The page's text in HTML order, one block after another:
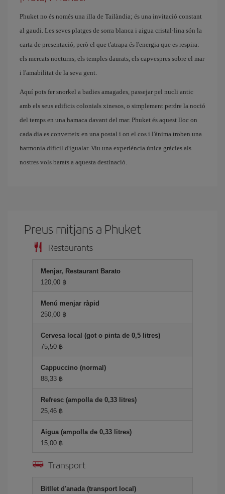
Phuket no és només una illa de Tailàndia; és una invitació constant
al gaudi. Les seves platges de sorra blanca i aigua cristal·lina són la
carta de presentació, però el que t'atrapa és l'energia que es respira:
els mercats nocturns, els temples daurats, els capvespres sobre el mar
i l'amabilitat de la seva gent.
Aquí pots fer snorkel a badies amagades, passejar pel nucli antic
amb els seus edificis colonials xinesos, o simplement perdre la noció
del temps en una hamaca davant del mar. Phuket és aquest lloc on
cada dia es converteix en una postal i on el cos i l'ànima troben una
harmonia difícil d'igualar. Viu una experiència única gràcies als
nostres vols barats a aquesta destinació.
Preus mitjans a Phuket
Restaurants
Menjar, Restaurant Barato
120,00 ฿
Menú menjar ràpid
250,00 ฿
Cervesa local (got o pinta de 0,5 litres)
75,50 ฿
Cappuccino (normal)
88,33 ฿
Refresc (ampolla de 0,33 litres)
25,46 ฿
Aigua (ampolla de 0,33 litres)
15,00 ฿
Transport
Bitllet d'anada (transport local)